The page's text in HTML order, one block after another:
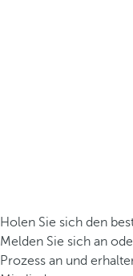
Holen Sie sich den
Melden Sie sich an
Prozess an und